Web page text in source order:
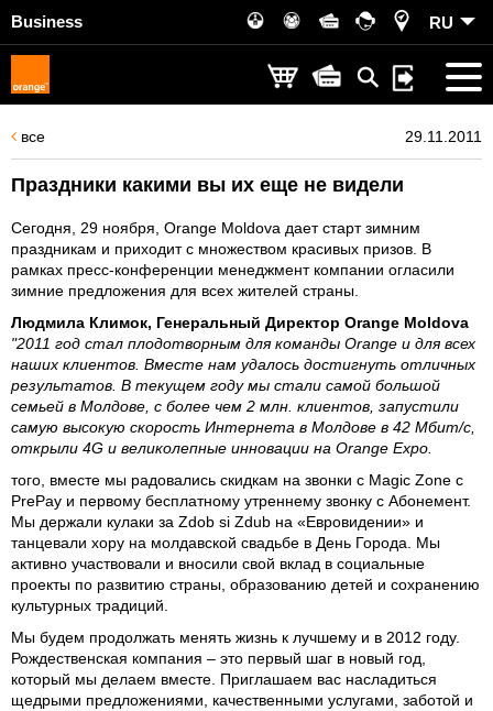
Business RU
все 29.11.2011
Праздники какими вы их еще не видели
Сегодня, 29 ноября, Orange Moldova дает старт зимним
праздникам и приходит с множеством красивых призов. В
рамках пресс-конференции менеджмент компании огласили
зимние предложения для всех жителей страны.
Людмила Климок, Генеральный Директор Orange Moldova
"2011 год стал плодотворным для команды Orange и для всех
наших клиентов. Вместе нам удалось достигнуть отличных
результатов. В текущем году мы стали самой большой
семьей в Молдове, с более чем 2 млн. клиентов, запустили
самую высокую скорость Интернета в Молдове в 42 Мбит/с,
открыли 4G и великолепные инновации на Orange Expo.
того, вместе мы радовались скидкам на звонки с Magic Zone с
PrePay и первому бесплатному утреннему звонку с Абонемент.
Мы держали кулаки за Zdob si Zdub на «Евровидении» и
танцевали хору на молдавской свадьбе в День Города. Мы
активно участвовали и вносили свой вклад в социальные
проекты по развитию страны, образованию детей и сохранению
культурных традиций.
Мы будем продолжать менять жизнь к лучшему и в 2012 году.
Рождественская компания – это первый шаг в новый год,
который мы делаем вместе. Приглашаем вас насладиться
щедрыми предложениями, качественными услугами, заботой и